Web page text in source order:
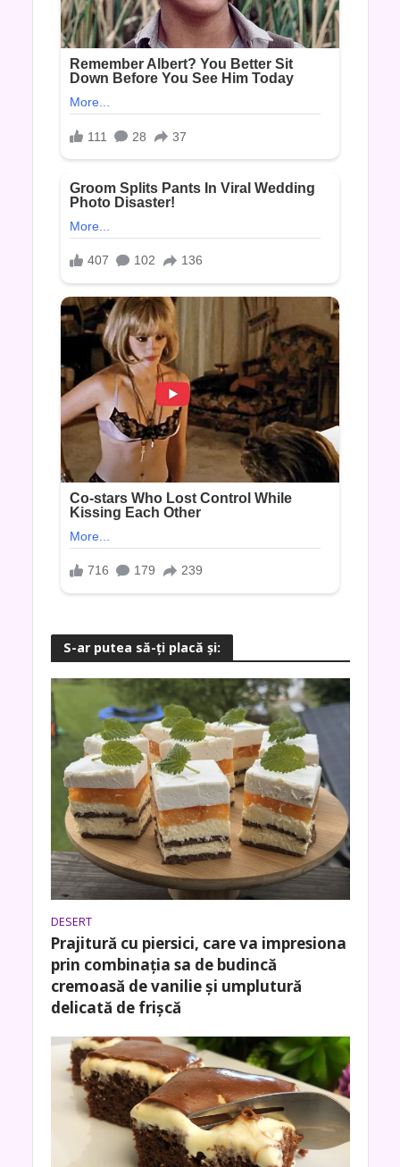
S-ar putea să-ţi placă şi:
DESERT
Prajitură cu piersici, care va impresiona
prin combinația sa de budincă
cremoasă de vanilie și umplutură
delicată de frișcă